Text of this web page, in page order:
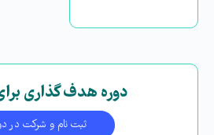
دوره هدف گذاری
ثبت نام و شرکت در